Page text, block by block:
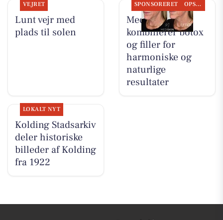
VEJRET
Lunt vejr med
plads til solen
SPONSORERET OPSLAGSTAVLEN
MediSkin
kombinerer botox
og filler for
harmoniske og
naturlige
resultater
LOKALT NYT
Kolding Stadsarkiv
deler historiske
billeder af Kolding
fra 1922